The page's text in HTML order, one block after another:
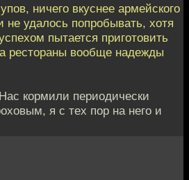
ничего вкуснее армейского
не удалось попробывать, хотя
пытается приготовить
рестораны вообще надежды
кормили периодически
я с тех пор на него и